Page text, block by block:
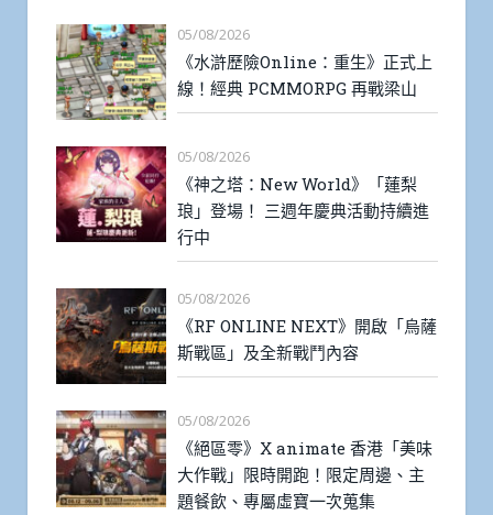
05/08/2026
《水滸歷險Online：重生》正式上
線！經典 PCMMORPG 再戰梁山
05/08/2026
《神之塔：New World》「蓮梨
琅」登場！ 三週年慶典活動持續進
行中
05/08/2026
《RF ONLINE NEXT》開啟「烏薩
斯戰區」及全新戰鬥內容
05/08/2026
《絕區零》X animate 香港「美味
大作戰」限時開跑！限定周邊、主
題餐飲、專屬虛寶一次蒐集